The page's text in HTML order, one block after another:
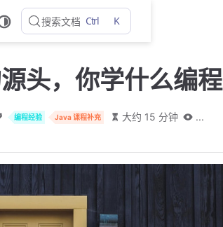
搜索文档 Ctrl K
头，你学什么编程
编程经验 Java 课程补充 大约 15 分钟
...